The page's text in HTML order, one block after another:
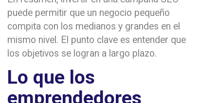
puede permitir que un negocio pequeño
compita con los medianos y grandes en el
mismo nivel. El punto clave es entender que
los objetivos se logran a largo plazo.
Lo que los
emprendedores